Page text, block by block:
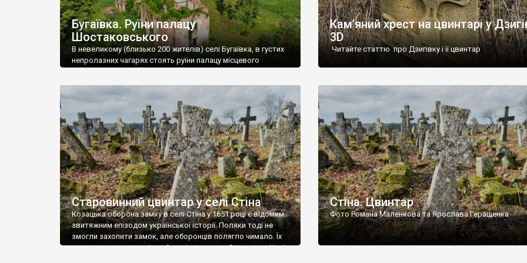
Бугаївка. Руїни палацу
Шостаковського
В невеликому (близько 200 жителів) селі Бугаївка, в густих
непролазних чагарях стоять руїни палацу місцевого
потім клуб, ще пізніше – гуртожиток. У 60-х роках минулого
століття тут розмістили туберкульозну лікарню. Коли із
палацу виїхала лікарня – ми точно не […]
Кам’яний хрест на цвинтарі у
3D
Читайте статтю про Дзигівку і її цвинтар
Старовинний цвинтар у селі Стіна
Козацька оборона замку в селі Стіна у 1651 році є відомим
звитяжним епізодом української історії. Поляки тоді не
змогли захопити замок, але оборонців полягло чимало. Їх
поховали на цвинтарі, який тоді називався Замковим. Нині
Стіна. Цвинтар
Фото Романа Маленкова та Ярослава Геращенка